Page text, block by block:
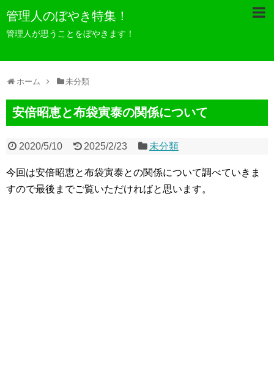
管理人のぼやき特集！
管理人が思うことをぼやきます！
ホーム 未分類
安倍昭恵と布袋寅泰の関係について
2020/5/10 2025/2/23 未分類
今回は安倍昭恵と布袋寅泰との関係について調べていきま
すので最後までご覧いただければと思います。